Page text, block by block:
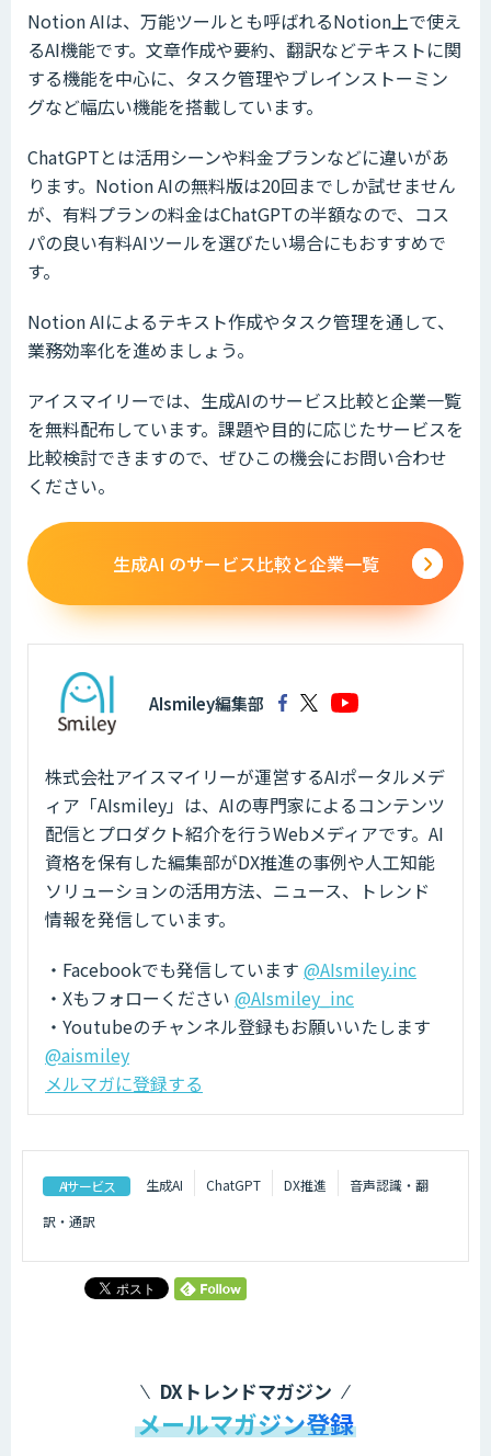
Notion AIは、万能ツールとも呼ばれるNotion上で使え
るAI機能です。文章作成や要約、翻訳などテキストに関
する機能を中心に、タスク管理やブレインストーミン
グなど幅広い機能を搭載しています。
ChatGPTとは活用シーンや料金プランなどに違いがあ
ります。Notion AIの無料版は20回までしか試せません
が、有料プランの料金はChatGPTの半額なので、コス
パの良い有料AIツールを選びたい場合にもおすすめで
す。
Notion AIによるテキスト作成やタスク管理を通して、
業務効率化を進めましょう。
アイスマイリーでは、生成AIのサービス比較と企業一覧
を無料配布しています。課題や目的に応じたサービスを
比較検討できますので、ぜひこの機会にお問い合わせ
ください。
生成AI のサービス比較と企業一覧
AIsmiley編集部
株式会社アイスマイリーが運営するAIポータルメデ
ィア「AIsmiley」は、AIの専門家によるコンテンツ
配信とプロダクト紹介を行うWebメディアです。AI
資格を保有した編集部がDX推進の事例や人工知能
ソリューションの活用方法、ニュース、トレンド
情報を発信しています。
・Facebookでも発信しています @AIsmiley.inc
・Xもフォローください @AIsmiley_inc
・Youtubeのチャンネル登録もお願いいたします
@aismiley
メルマガに登録する
AIサービス 生成AI ChatGPT DX推進
音声認識・翻
訳・通訳
DXトレンドマガジン
メールマガジン登録